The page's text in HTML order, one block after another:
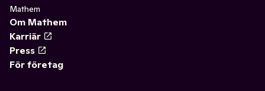
Mathem
Om Mathem
Karriär
Press
För företag